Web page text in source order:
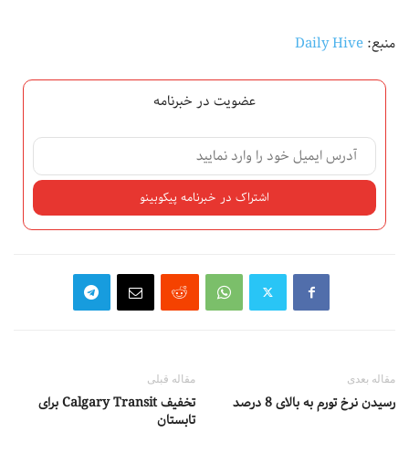
منبع:Daily Hive
عضویت در خبرنامه
مقاله قبلی
تخفیف Calgary Transit برای
تابستان
مقاله بعدی
رسیدن نرخ تورم به بالای 8 درصد